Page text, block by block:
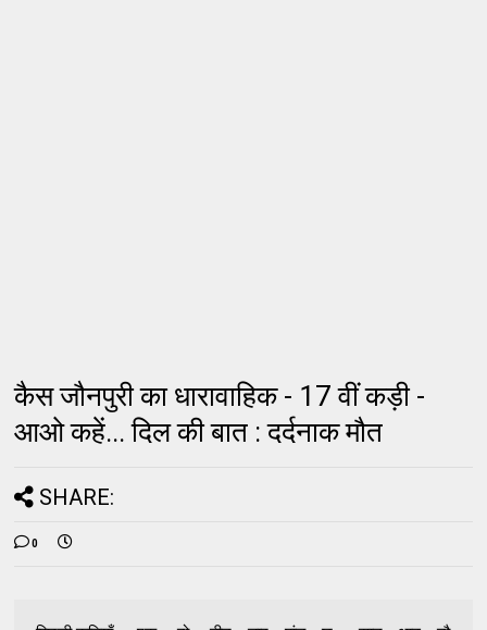
कैस जौनपुरी का धारावाहिक - 17 वीं कड़ी -
आओ कहें... दिल की बात : दर्दनाक मौत
SHARE:
0